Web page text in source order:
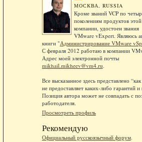
МОСКВА, RUSSIA
Кроме званий VCP по
поколениям продуктов этой
компании, удостоен звания
VMware vExpert. Являюсь
книги "Администрирование VMware
С февраля 2012 работаю в компании
Адрес моей электронной почты
mikhail.mikheev@vm4.ru.
Все высказанное здесь представлено
не предоставляет каких-либо гарантий и
Позиция автора может не совпадать с
работодателя.
Просмотреть профиль
Рекомендую
Официальный русскоязычный форум.